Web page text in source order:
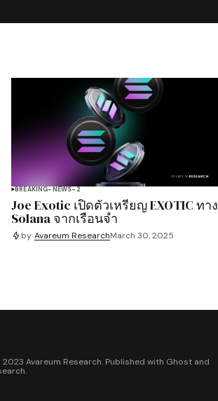
BREAKING-NEWS-2
Joe Exotic เปิดตัวเหรียญ EXOTIC ทาง
Solana จากเรือนจำ
by Avareum ResearchMarch 30, 2025
Avareum Research. Published with Ghost and
.